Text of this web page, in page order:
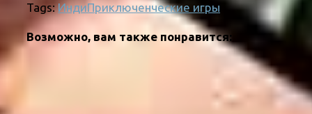
Tags: ИндиПриключенческие игры
Возможно, вам также понравится: